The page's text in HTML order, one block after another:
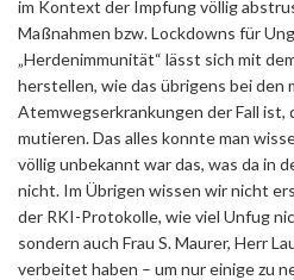
im Kontext der Impfung völlig
Maßnahmen bzw. Lockdowns für
„Herdenimmunität“ lässt sich mit
herstellen, wie das übrigens bei den
Atemwegserkrankungen der Fall ist,
mutieren. Das alles konnte man
völlig unbekannt war das, was da in
nicht. Im Übrigen wissen wir nicht
der RKI-Protokolle, wie viel Unfug
sondern auch Frau S. Maurer, Herr
verbeitet haben – um nur einige zu